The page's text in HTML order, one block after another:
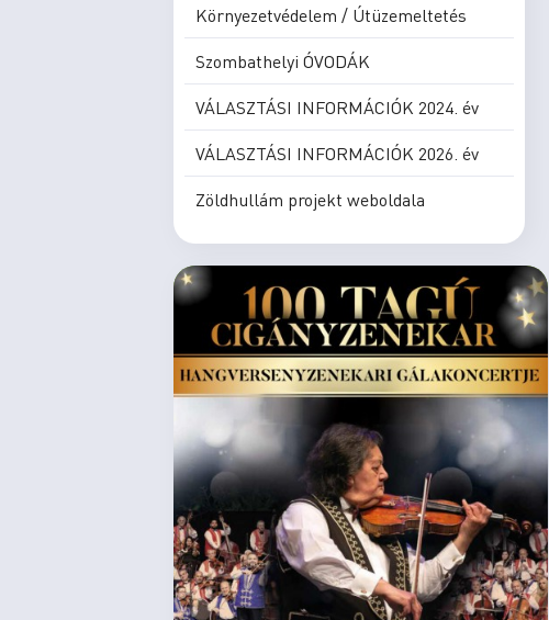
Környezetvédelem / Útüzemeltetés
Szombathelyi ÓVODÁK
VÁLASZTÁSI INFORMÁCIÓK 2024. év
VÁLASZTÁSI INFORMÁCIÓK 2026. év
Zöldhullám projekt weboldala